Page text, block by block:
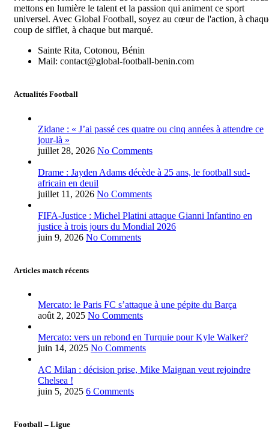
mettons en lumière le talent et la passion qui animent ce sport
universel. Avec Global Football, soyez au cœur de l'action, à
coup de sifflet, à chaque but marqué.
Sainte Rita, Cotonou, Bénin
Mail: contact@global-football-benin.com
Actualités Football
Zidane : « J’ai passé ces quatre ou cinq années à attendre ce
jour-là »
juillet 28, 2026 No Comments
Drame : Jayden Adams décède à 25 ans, le football sud-
africain en deuil
juillet 11, 2026 No Comments
FIFA-Justice : Michel Platini attaque Gianni Infantino en
justice à trois jours du Mondial 2026
juin 9, 2026 No Comments
Articles match récents
Mercato: le Paris FC s’attaque à une pépite du Barça
août 2, 2025 No Comments
Mercato: vers un rebond en Turquie pour Kyle Walker?
juin 14, 2025 No Comments
AC Milan : décision prise, Mike Maignan veut rejoindre
Chelsea !
juin 5, 2025 6 Comments
Football – Ligue